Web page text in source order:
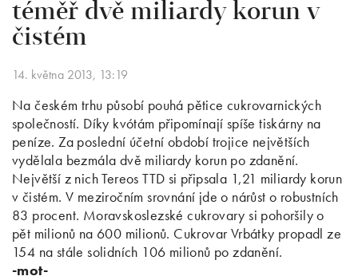
téměř dvě miliardy korun v
čistém
14. května 2013, 13:19
Na českém trhu působí pouhá pětice cukrovarnických
společností. Díky kvótám připomínají spíše tiskárny na
peníze. Za poslední účetní období trojice největších
vydělala bezmála dvě miliardy korun po zdanění.
Největší z nich Tereos TTD si připsala 1,21 miliardy korun
v čistém. V meziročním srovnání jde o nárůst o robustních
83 procent. Moravskoslezské cukrovary si pohoršily o
pět milionů na 600 milionů. Cukrovar Vrbátky propadl ze
154 na stále solidních 106 milionů po zdanění.
-mot-